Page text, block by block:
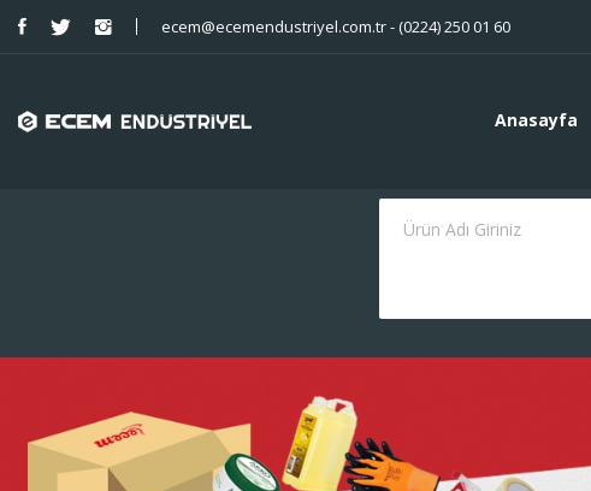
ecem@ecemendustriyel.com.tr - (0224) 250 01 60
Anasayfa